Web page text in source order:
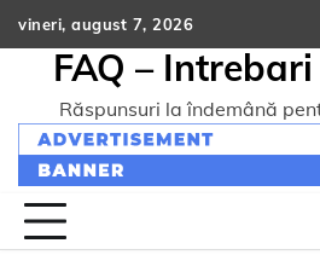
Skip
to
content
vineri, august 7, 2026
FAQ –
Răspunsuri la îndemână